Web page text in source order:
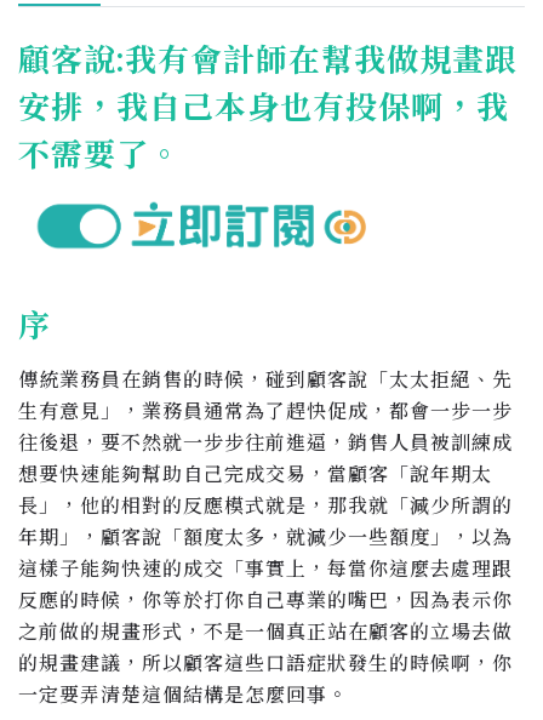
顧客說:我有會計師在幫我做規畫跟
安排，我自己本身也有投保啊，我
不需要了。
序
傳統業務員在銷售的時候，碰到顧客說「太太拒絕、先
生有意見」，業務員通常為了趕快促成，都會一步一步
往後退，要不然就一步步往前進逼，銷售人員被訓練成
想要快速能夠幫助自己完成交易，當顧客「說年期太
長」，他的相對的反應模式就是，那我就「減少所謂的
年期」，顧客說「額度太多，就減少一些額度」，以為
這樣子能夠快速的成交「事實上，每當你這麼去處理跟
反應的時候，你等於打你自己專業的嘴巴，因為表示你
之前做的規畫形式，不是一個真正站在顧客的立場去做
的規畫建議，所以顧客這些口語症狀發生的時候啊，你
一定要弄清楚這個結構是怎麼回事。